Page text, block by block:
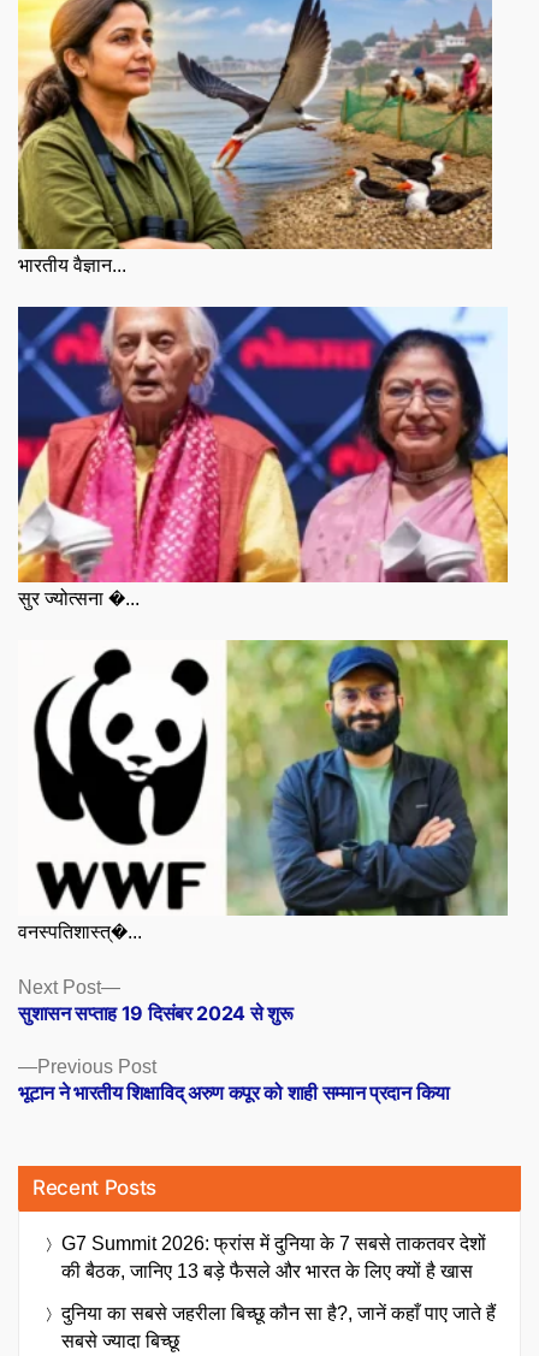
भारतीय वैज्ञान...
सुर ज्योत्सना �...
वनस्पतिशास्त्�...
Posts
navigation
Previous PostPrevious
post:
भूटान ने भारतीय शिक्षाविद् अरुण कपूर को शाही सम्मान प्रदान किया
Next Post
Next
post:
सुशासन सप्ताह 19 दिसंबर 2024 से शुरू
Recent Posts
G7 Summit 2026: फ्रांस में दुनिया के 7 सबसे ताकतवर देशों
की बैठक, जानिए 13 बड़े फैसले और भारत के लिए क्यों है खास
दुनिया का सबसे जहरीला बिच्छू कौन सा है?, जानें कहाँ पाए जाते हैं
सबसे ज्यादा बिच्छू